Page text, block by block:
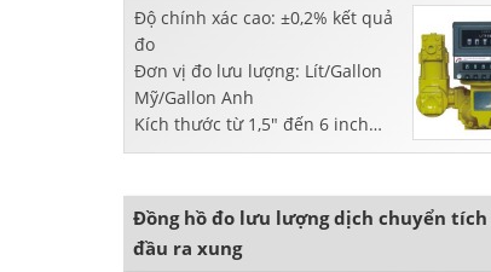
Độ chính xác cao: ±0,2% kết quả
đo
Đơn vị đo lưu lượng: Lít/Gallon
Mỹ/Gallon Anh
Kích thước từ 1,5" đến 6 inch
Ít cần bảo trì
Đồng hồ đo lưu lượng dịch chuyển tích
đầu ra xung